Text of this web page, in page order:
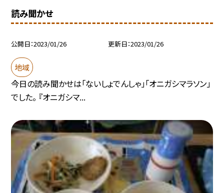
読み聞かせ
公開日 2023/01/26 更新日 2023/01/26
地域
今日の読み聞かせは「ないしょでんしゃ」「オニガシマラソン」
でした。 『オニガシマ...